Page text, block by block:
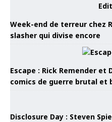
Week-end de terreur chez
slasher qui divise encore
Escape : Rick Remender et
comics de guerre brutal et
Disclosure Day : Steven